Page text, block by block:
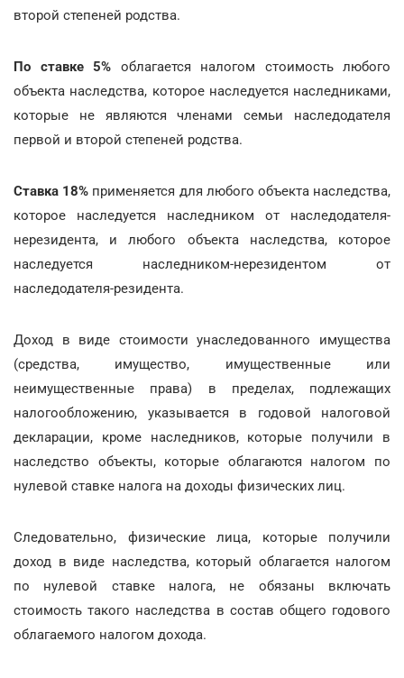
второй степеней родства.
По ставке 5% облагается налогом стоимость любого
объекта наследства, которое наследуется наследниками,
которые не являются членами семьи наследодателя
первой и второй степеней родства.
Ставка 18% применяется для любого объекта наследства,
которое наследуется наследником от наследодателя-
нерезидента, и любого объекта наследства, которое
наследуется наследником-нерезидентом от
наследодателя-резидента.
Доход в виде стоимости унаследованного имущества
(средства, имущество, имущественные или
неимущественные права) в пределах, подлежащих
налогообложению, указывается в годовой налоговой
декларации, кроме наследников, которые получили в
наследство объекты, которые облагаются налогом по
нулевой ставке налога на доходы физических лиц.
Следовательно, физические лица, которые получили
доход в виде наследства, который облагается налогом
по нулевой ставке налога, не обязаны включать
стоимость такого наследства в состав общего годового
облагаемого налогом дохода.